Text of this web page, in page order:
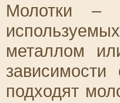
Молотки –
металлом
подходят